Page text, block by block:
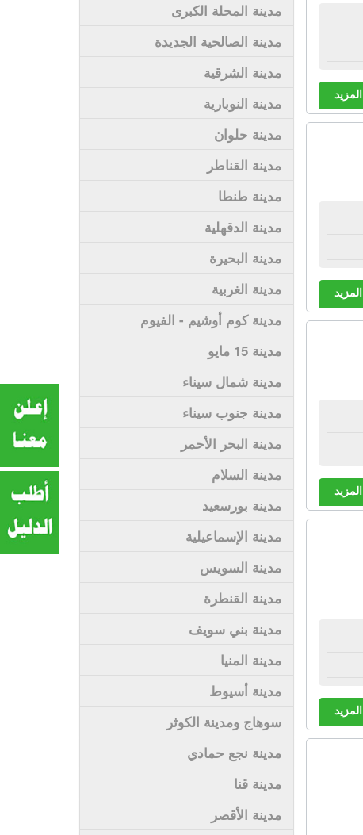
المزيد
المزيد
المزيد
المزيد
مدينة المحلة الكبرى
مدينة الصالحية الجديدة
مدينة الشرقية
مدينة النوبارية
مدينة حلوان
مدينة القناطر
مدينة طنطا
مدينة الدقهلية
مدينة البحيرة
مدينة الغربية
مدينة كوم أوشيم - الفيوم
مدينة 15 مايو
مدينة شمال سيناء
مدينة جنوب سيناء
مدينة البحر الأحمر
مدينة السلام
مدينة بورسعيد
مدينة الإسماعيلية
مدينة السويس
مدينة القنطرة
مدينة بني سويف
مدينة المنيا
مدينة أسيوط
سوهاج ومدينة الكوثر
مدينة نجع حمادي
مدينة قنا
مدينة الأقصر